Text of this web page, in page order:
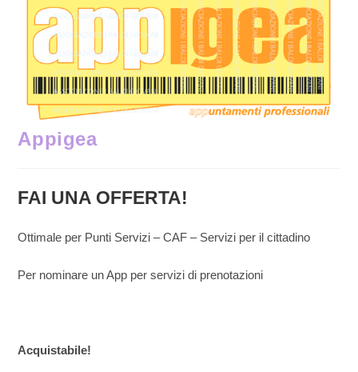
Appigea
FAI UNA OFFERTA!
Ottimale per Punti Servizi – CAF – Servizi per il cittadino
Per nominare un App per servizi di prenotazioni
Acquistabile!